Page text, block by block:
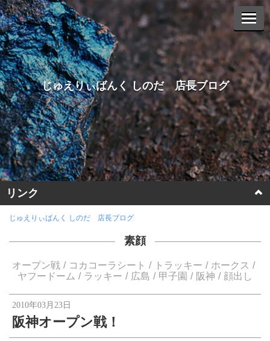
じゅえりぃばんく しのだ 店長ブログ
リンク
ホームページに戻る
ヤフーオークションへ
楽天オークションへ
じゅえりぃばんく しのだ 店長ブログ
素顔
オープン戦 コカコーラシート トラッキー
ホークス
ヤフードーム
ラッキー 広島 甲子園 阪神 顔出し
2010年03月23日
阪神オープン戦！